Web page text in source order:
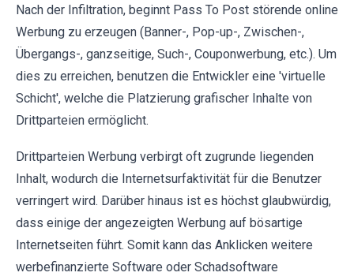
Nach der Infiltration, beginnt Pass To Post störende online
Werbung zu erzeugen (Banner-, Pop-up-, Zwischen-,
Übergangs-, ganzseitige, Such-, Couponwerbung, etc.). Um
dies zu erreichen, benutzen die Entwickler eine 'virtuelle
Schicht', welche die Platzierung grafischer Inhalte von
Drittparteien ermöglicht.
Drittparteien Werbung verbirgt oft zugrunde liegenden
Inhalt, wodurch die Internetsurfaktivität für die Benutzer
verringert wird. Darüber hinaus ist es höchst glaubwürdig,
dass einige der angezeigten Werbung auf bösartige
Internetseiten führt. Somit kann das Anklicken weitere
werbefinanzierte Software oder Schadsoftware